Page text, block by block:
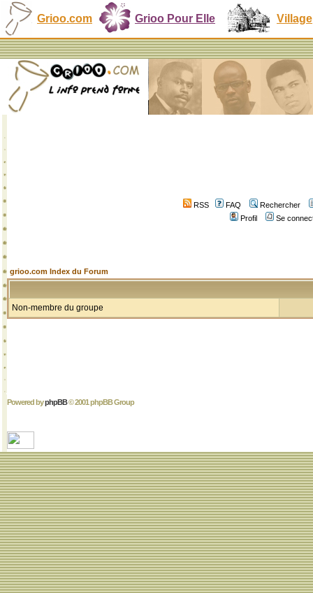
Grioo.com Grioo Pour Elle Village
RSS FAQ
Rechercher
Profil
Se
grioo.com Index du Forum
Non-membre du groupe
Powered byphpBB© 2001 phpBB Group